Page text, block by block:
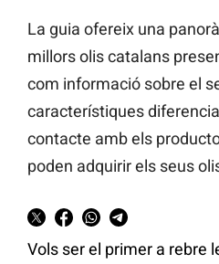
La guia ofereix una
millors olis catalans
com informació sobre el
característiques
contacte amb els
poden adquirir els seus
Vols ser el primer a rebre